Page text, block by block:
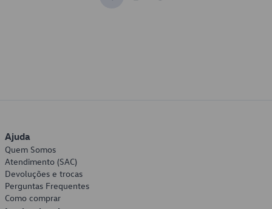
Ajuda
Quem Somos
Atendimento (SAC)
Devoluções e trocas
Perguntas Frequentes
Como comprar